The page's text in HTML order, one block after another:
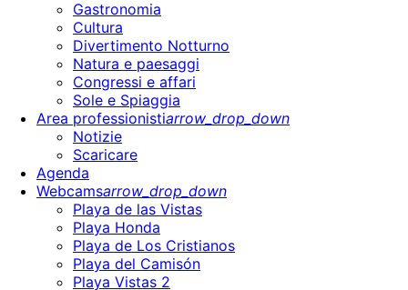
Gastronomia
Cultura
Divertimento Notturno
Natura e paesaggi
Congressi e affari
Sole e Spiaggia
Area professionistiarrow_drop_down
Notizie
Scaricare
Agenda
Webcamsarrow_drop_down
Playa de las Vistas
Playa Honda
Playa de Los Cristianos
Playa del Camisón
Playa Vistas 2